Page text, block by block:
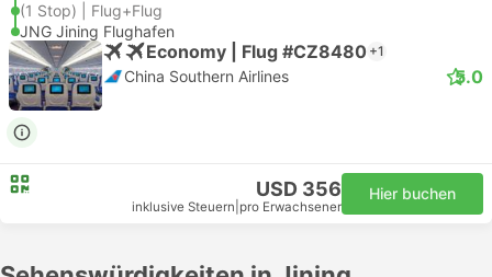
(1 Stop) | Flug+Flug
JNG Jining Flughafen
Economy | Flug #CZ8480 +1
China Southern Airlines 5.0
USD 356
inklusive Steuern pro Erwachsener
Hier buchen